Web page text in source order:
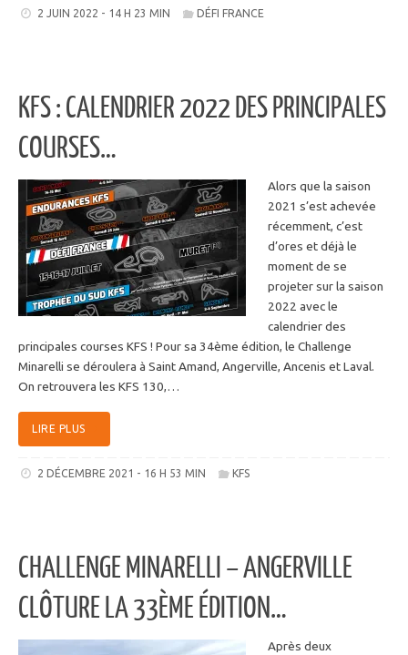
2 JUIN 2022 - 14 H 23 MIN DÉFI FRANCE
KFS : CALENDRIER 2022 DES PRINCIPALES
COURSES…
Alors que la saison
2021 s’est achevée
récemment, c’est
d’ores et déjà le
moment de se
projeter sur la saison
2022 avec le
calendrier des
principales courses KFS ! Pour sa 34ème édition, le Challenge
Minarelli se déroulera à Saint Amand, Angerville, Ancenis et Laval.
On retrouvera les KFS 130,…
LIRE PLUS
2 DÉCEMBRE 2021 - 16 H 53 MIN KFS
CHALLENGE MINARELLI – ANGERVILLE
CLÔTURE LA 33ÈME ÉDITION…
Après deux